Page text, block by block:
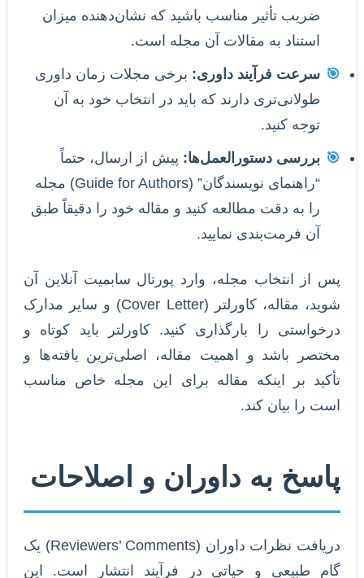
ضریب تأثیر مناسب باشید که نشان‌دهنده میزان
استناد به مقالات آن مجله است.
🎯 سرعت فرآیند داوری: برخی مجلات زمان داوری
طولانی‌تری دارند که باید در انتخاب خود به آن
توجه کنید.
🎯 بررسی دستورالعمل‌ها: پیش از ارسال، حتماً
“راهنمای نویسندگان” (Guide for Authors) مجله
را به دقت مطالعه کنید و مقاله خود را دقیقاً طبق
آن فرمت‌بندی نمایید.
پس از انتخاب مجله، وارد پورتال سابمیت آنلاین آن
شوید، مقاله، کاورلتر (Cover Letter) و سایر مدارک
درخواستی را بارگذاری کنید. کاورلتر باید کوتاه و
مختصر باشد و اهمیت مقاله، اصلی‌ترین یافته‌ها و
تأکید بر اینکه مقاله برای این مجله خاص مناسب
است را بیان کند.
پاسخ به داوران و اصلاحات
دریافت نظرات داوران (Reviewers’ Comments) یک
گام طبیعی و حیاتی در فرآیند انتشار است. این